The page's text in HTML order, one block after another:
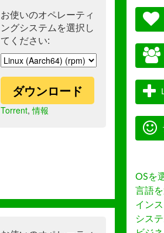
お使いのオペレーティ
ングシステムを選択し
てください:
ダウンロード
Torrent,情報
OSを
言語
イン
シス